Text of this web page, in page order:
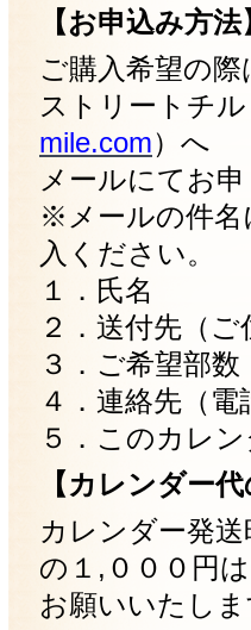
【お申込み方法
ご購入希望の
ストリートチ
mile.com）へ
メールにてお
※メールの件名
入ください。
１．氏名
２．送付先（ご
３．ご希望部数
４．連絡先（電
５．このカレ
【カレンダー
カレンダー発
の１,０００円
お願いいたし